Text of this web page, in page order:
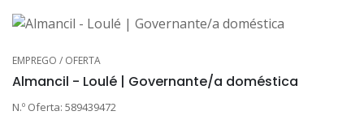
EMPREGO / OFERTA
Almancil - Loulé | Governante/a doméstica
N.º Oferta: 589439472